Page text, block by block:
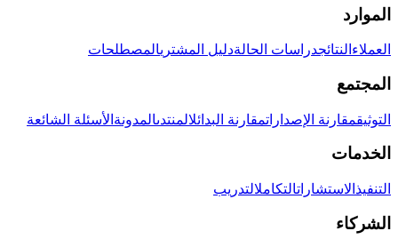
الموارد
العملاء النتائجدراسات الحالةدليل المشتريالمصطلحات
المجتمع
التوثيقمقارنة الإصداراتمقارنة البدائلالمنتدىالمدونة الأسئلة الشائعة
الخدمات
التنفيذ الاستشاراتالتكاملالتدريب
الشركاء